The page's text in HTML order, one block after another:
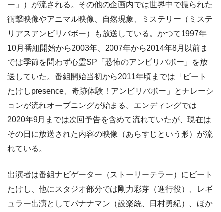
ー」）が流される。その他の企画内では世界中で撮られた
衝撃映像やアニマル映像、自然現象、ミステリー（ミステ
リアスアンビリバボー）も放送している。かつて1997年
10月番組開始から2003年、2007年から2014年8月以前ま
では季節を問わず心霊SP「恐怖のアンビリバボー」を放
送していた。番組開始当初から2011年頃までは「ビート
たけしpresence、奇跡体験！アンビリバボー」とナレーシ
ョンが流れオープニングが始まる。エンディングでは
2020年9月までは次回予告を含めて流れていたが、現在は
その日に放送された内容の映像（あらすじという形）が流
れている。
出演者は番組ナビゲーター（ストーリーテラー）にビート
たけし、他にスタジオ部分では剛力彩芽（進行役）、レギ
ュラー出演としてバナナマン（設楽統、日村勇紀）、ほか